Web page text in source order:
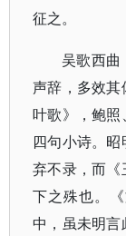
征之。
吴歌西曲
声辞，多效其
叶歌》，鲍
四句小诗。
弃不录，而《
下之殊也。
中，虽未明言